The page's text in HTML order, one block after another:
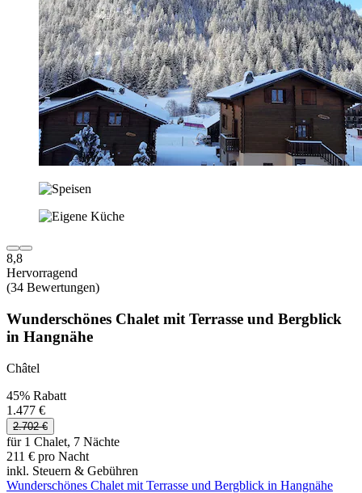
8,8
Hervorragend
(34 Bewertungen)
Wunderschönes Chalet mit Terrasse und Bergblick
in Hangnähe
Châtel
45% Rabatt
1.477 €
2.702 €
für 1 Chalet, 7 Nächte
211 € pro Nacht
inkl. Steuern & Gebühren
Wunderschönes Chalet mit Terrasse und Bergblick in Hangnähe